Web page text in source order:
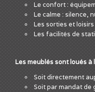
Le confort :
Le calme : silence,
Les sorties et
Les facilités de
Les meublés sont loués à
Soit directement
Soit par mandat de